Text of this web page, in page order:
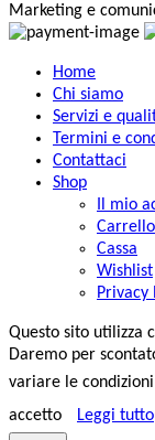
Marketing e
Home
Chi siamo
Servizi e
Termini e
Contattaci
Shop
Il mio
Carrello
Cassa
Wishlist
Privacy
Questo sito utilizza
Daremo per
variare le
accetto
Leggi tutto